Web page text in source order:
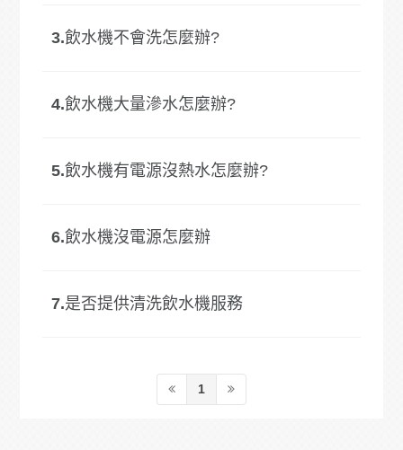
3.飲水機不會洗怎麼辦?
4.飲水機大量滲水怎麼辦?
5.飲水機有電源沒熱水怎麼辦?
6.飲水機沒電源怎麼辦
7.是否提供清洗飲水機服務
1